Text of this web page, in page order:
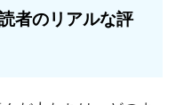
者のリアルな評